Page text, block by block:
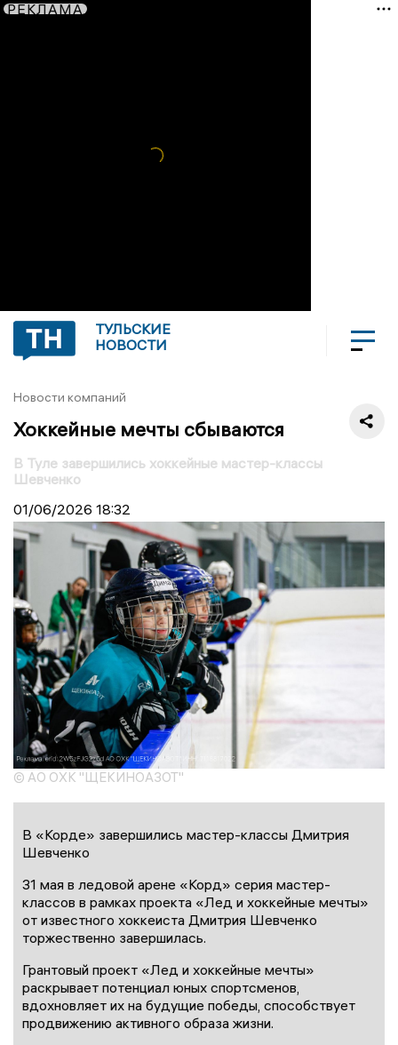
РЕКЛАМА
ТУЛЬСКИЕ
НОВОСТИ
Новости компаний
Хоккейные мечты сбываются
В Туле завершились хоккейные мастер-классы
Шевченко
01/06/2026 18:32
© АО ОХК "ЩЕКИНОАЗОТ"
В «Корде» завершились мастер-классы Дмитрия
Шевченко
31 мая в ледовой арене «Корд» серия мастер-
классов в рамках проекта «Лед и хоккейные мечты»
от известного хоккеиста Дмитрия Шевченко
торжественно завершилась.
Грантовый проект «Лед и хоккейные мечты»
раскрывает потенциал юных спортсменов,
вдохновляет их на будущие победы, способствует
продвижению активного образа жизни.